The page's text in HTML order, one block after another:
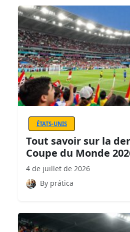
ÉTATS-UNIS
Tout savoir sur la
Coupe du Monde
4 de juillet de 2026
By prática